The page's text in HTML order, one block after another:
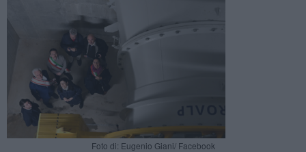
Foto di: Eugenio Giani/ Facebook